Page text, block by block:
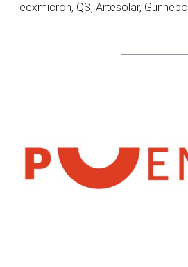
Teexmicron, QS, Artesolar, Gunnebo